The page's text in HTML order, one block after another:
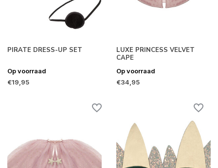
PIRATE DRESS-UP SET
Op voorraad
€19,95
LUXE PRINCESS VELVET
CAPE
Op voorraad
€34,95